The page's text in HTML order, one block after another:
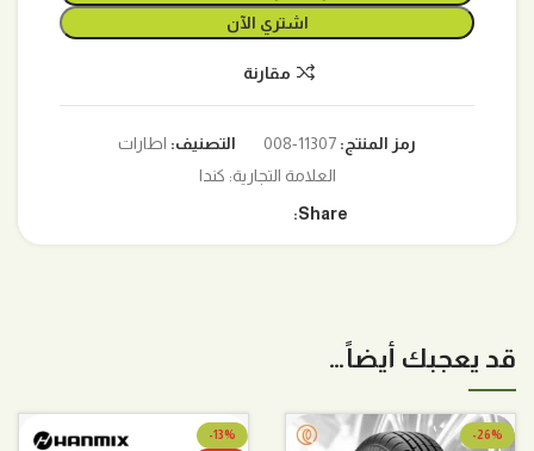
اشتري الآن
مقارنة
رمز المنتج: 11307-008 التصنيف: اطارات
العلامة التجارية: كندا
Share:
قد يعجبك أيضاً…
-26%
-13%